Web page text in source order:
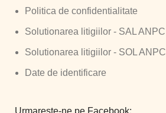
Politica de confidentialitate
Solutionarea litigiilor - SAL ANPC
Solutionarea litigiilor - SOL ANPC
Date de identificare